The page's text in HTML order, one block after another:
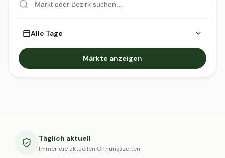
Alle Tage
Märkte anzeigen
Täglich aktuell
Immer die aktuellen Öffnungszeiten